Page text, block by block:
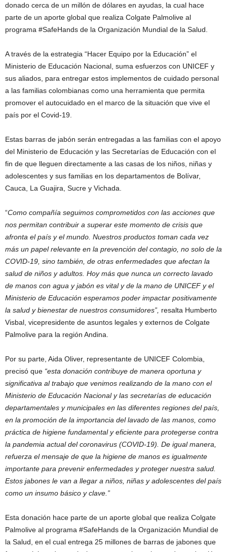
donado cerca de un millón de dólares en ayudas, la cual hace
parte de un aporte global que realiza Colgate Palmolive al
programa #SafeHands de la Organización Mundial de la Salud.
A través de la estrategia “Hacer Equipo por la Educación” el
Ministerio de Educación Nacional, suma esfuerzos con UNICEF y
sus aliados, para entregar estos implementos de cuidado personal
a las familias colombianas como una herramienta que permita
promover el autocuidado en el marco de la situación que vive el
país por el Covid-19.
Estas barras de jabón serán entregadas a las familias con el apoyo
del Ministerio de Educación y las Secretarías de Educación con el
fin de que lleguen directamente a las casas de los niños, niñas y
adolescentes y sus familias en los departamentos de Bolívar,
Cauca, La Guajira, Sucre y Vichada.
“Como compañía seguimos comprometidos con las acciones que
nos permitan contribuir a superar este momento de crisis que
afronta el país y el mundo. Nuestros productos toman cada vez
más un papel relevante en la prevención del contagio, no solo de la
COVID-19, sino también, de otras enfermedades que afectan la
salud de niños y adultos. Hoy más que nunca un correcto lavado
de manos con agua y jabón es vital y de la mano de UNICEF y el
Ministerio de Educación esperamos poder impactar positivamente
la salud y bienestar de nuestros consumidores”, resalta Humberto
Visbal, vicepresidente de asuntos legales y externos de Colgate
Palmolive para la región Andina.
Por su parte, Aida Oliver, representante de UNICEF Colombia,
precisó que “esta donación contribuye de manera oportuna y
significativa al trabajo que venimos realizando de la mano con el
Ministerio de Educación Nacional y las secretarías de educación
departamentales y municipales en las diferentes regiones del país,
en la promoción de la importancia del lavado de las manos, como
práctica de higiene fundamental y eficiente para protegerse contra
la pandemia actual del coronavirus (COVID-19). De igual manera,
refuerza el mensaje de que la higiene de manos es igualmente
importante para prevenir enfermedades y proteger nuestra salud.
Estos jabones le van a llegar a niños, niñas y adolescentes del país
como un insumo básico y clave.”
Esta donación hace parte de un aporte global que realiza Colgate
Palmolive al programa #SafeHands de la Organización Mundial de
la Salud, en el cual entrega 25 millones de barras de jabones que